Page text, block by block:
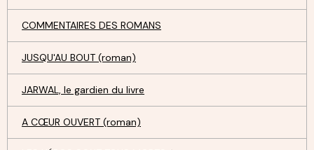
COMMENTAIRES DES ROMANS
JUSQU'AU BOUT (roman)
JARWAL, le gardien du livre
A CŒUR OUVERT (roman)